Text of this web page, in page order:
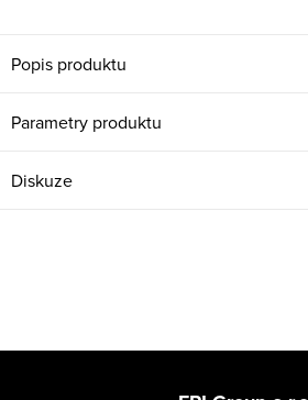
Popis produktu
Parametry produktu
Diskuze